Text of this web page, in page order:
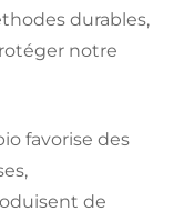
durables,
notre
favorise des
de